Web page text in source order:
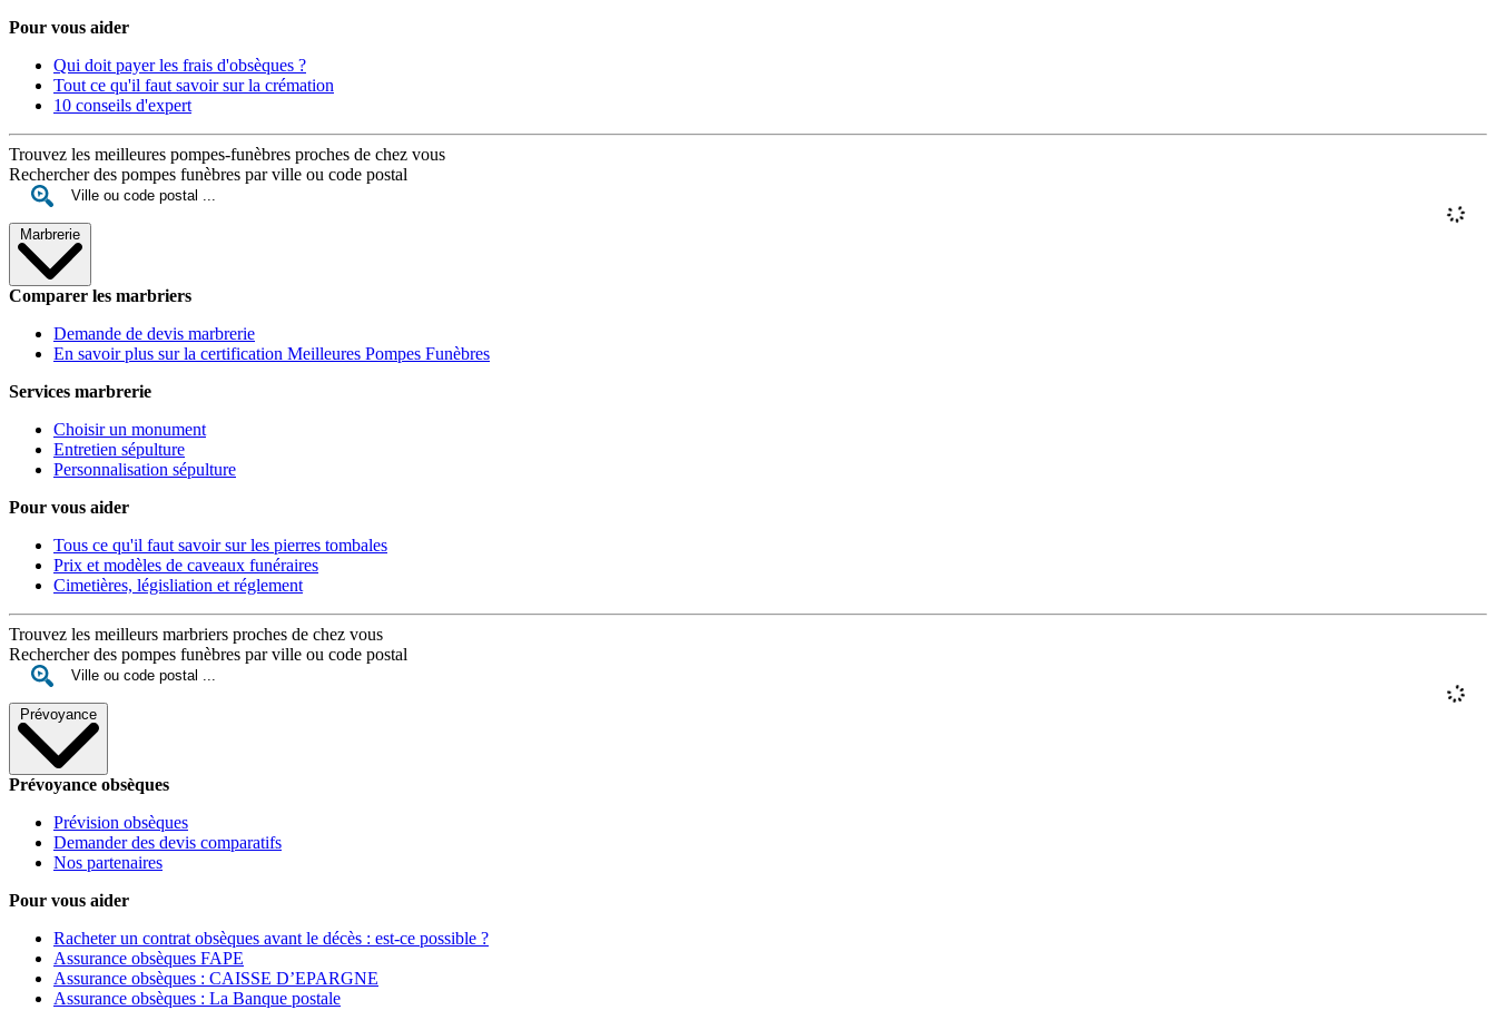
Pour vous aider
Qui doit payer les frais d'obsèques ?
Tout ce qu'il faut savoir sur la crémation
10 conseils d'expert
Trouvez les meilleures pompes-funèbres proches de chez vous
Rechercher des pompes funèbres par ville ou code postal
Marbrerie
Comparer les marbriers
Demande de devis marbrerie
En savoir plus sur la certification Meilleures Pompes Funèbres
Services marbrerie
Choisir un monument
Entretien sépulture
Personnalisation sépulture
Pour vous aider
Tous ce qu'il faut savoir sur les pierres tombales
Prix et modèles de caveaux funéraires
Cimetières, législiation et réglement
Trouvez les meilleurs marbriers proches de chez vous
Rechercher des pompes funèbres par ville ou code postal
Prévoyance
Prévoyance obsèques
Prévision obsèques
Demander des devis comparatifs
Nos partenaires
Pour vous aider
Racheter un contrat obsèques avant le décès : est-ce possible ?
Assurance obsèques FAPE
Assurance obsèques : CAISSE D’EPARGNE
Assurance obsèques : La Banque postale